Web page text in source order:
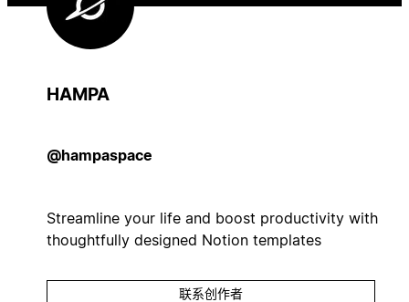
HAMPA
@hampaspace
Streamline your life and boost productivity with
thoughtfully designed Notion templates
联系创作者